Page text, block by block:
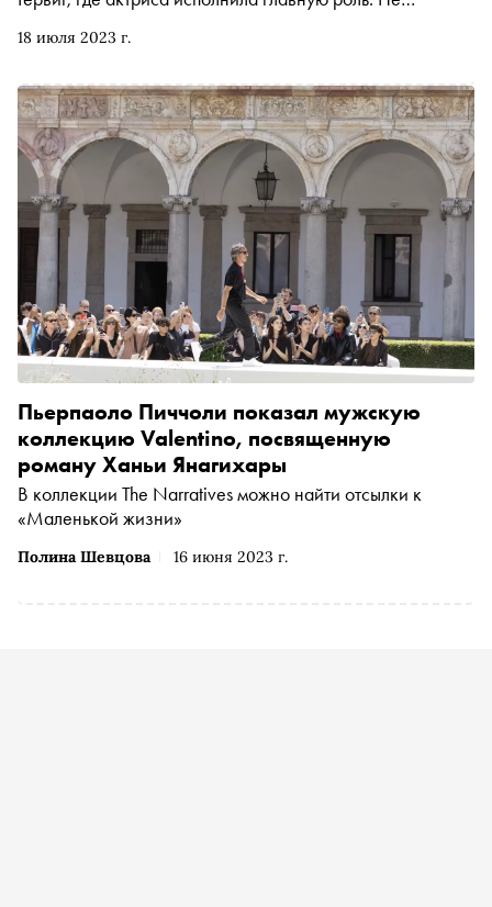
18 июля 2023 г.
появляется в нарядах в стиле самой знаменитой куклы.
звезды и нашла похожие вещи в коллекциях российских
дизайнеров
Полина Шевцова 16 июня 2023 г.
Пьерпаоло Пиччоли показал мужскую
коллекцию Valentino, посвященную
роману Ханьи Янагихары
В коллекции The Narratives можно найти отсылки к
«Маленькой жизни»